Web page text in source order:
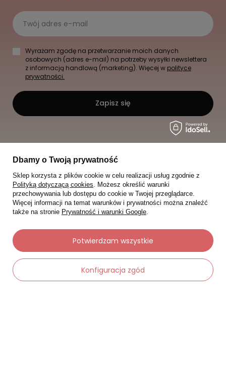
Twój adres e-mail
Wyrażam zgodę na przetwarzanie moich danych
osobowych (adres e-mail) na potrzeby wysyłki newslettera
z informacją handlową (marketing). Więcej w polityce
prywatności.
Zapisz się
Dbamy o Twoją prywatność
Sklep korzysta z plików cookie w celu realizacji usług zgodnie z
Polityką dotyczącą cookies. Możesz określić warunki
przechowywania lub dostępu do cookie w Twojej przeglądarce.
Więcej informacji na temat warunków i prywatności można znaleźć
także na stronie Prywatność i warunki Google.
Konfiguracja zgód
Potwierdzam wszystkie